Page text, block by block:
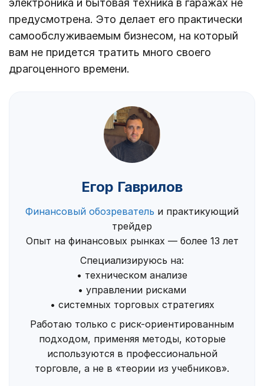
электроника и бытовая техника в гаражах не
предусмотрена. Это делает его практически
самообслуживаемым бизнесом, на который
вам не придется тратить много своего
драгоценного времени.
Егор Гаврилов
Финансовый обозреватель и практикующий
трейдер
Опыт на финансовых рынках — более 13 лет
Специализируюсь на:
• техническом анализе
• управлении рисками
• системных торговых стратегиях
Работаю только с риск-ориентированным
подходом, применяя методы, которые
используются в профессиональной
торговле, а не в «теории из учебников».